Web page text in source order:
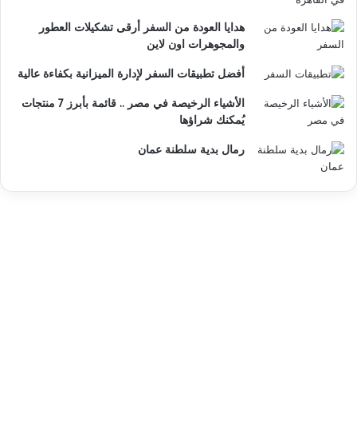
هدايا العودة من السفر أرقى تشكيلات العطور
والمجوهرات اون لاين
أفضل تطبيقات السفر لإدارة الميزانية بكفاءة عالية
الأشياء الرخيصة في مصر .. قائمة بأبرز 7 منتجات
يُمكنك شراؤها
رمال بدية سلطنة عمان